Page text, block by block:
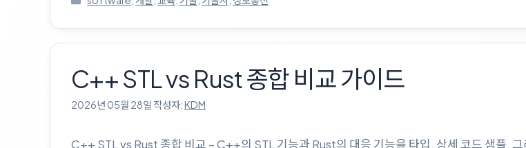
고
리
C++ STL vs Rust 종합 비교 가이드
2026년 05월 28일 작성자:KDM
C++ STL vs Rust 종합 비교 – C++의 STL 기능과 Rust의 대응 기능을 타입, 상세 코드 샘플,